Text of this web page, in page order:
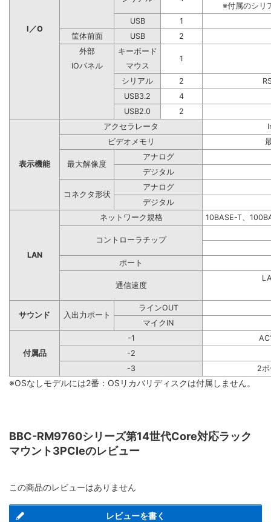
I／O
※付属のシリ
USB
1
筐体前面
USB
2
外部
キーボード
1
IOパネル
マウス
シリアル
2
USB3.2
4
USB2.0
2
表示機能
アクセラレータ
ビデオメモリ
最大解像度
アナログ
デジタル
コネクタ形状
アナログ
デジタル
LAN
ネットワーク規格 10BASE-T、
コントローラチップ
ポート
通信速度
サウンド 入出力ポート
ラインOUT
マイクIN
付属品
-1
-2
-3
2
※OSなしモデルには2番：OSリカバリディスクは付属しません。
BBC-RM9760シリーズ第14世代Core対応ラック
マウント3PCIeのレビュー
この商品のレビューはありません
レビューを書く